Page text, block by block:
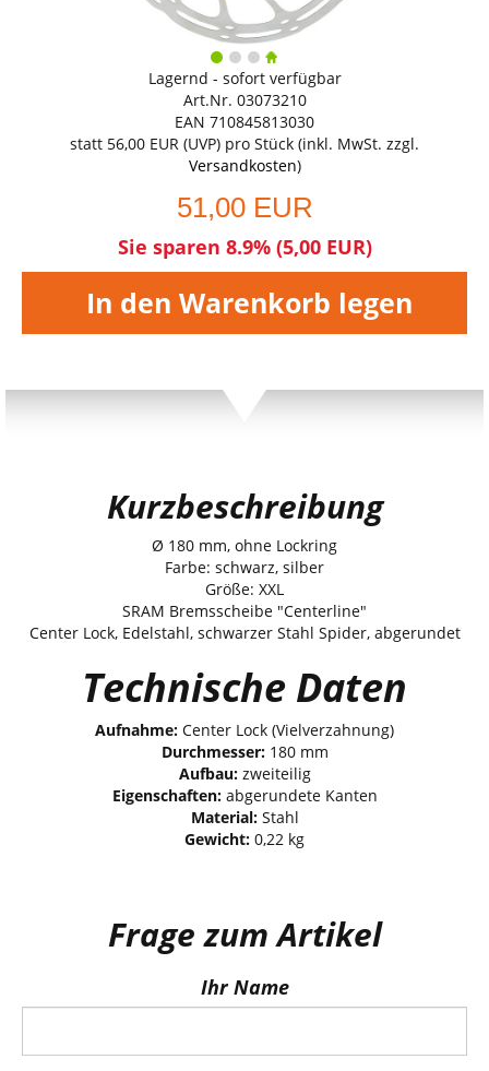
Lagernd - sofort verfügbar
Art.Nr. 03073210
EAN 710845813030
statt 56,00 EUR (UVP) pro Stück (inkl. MwSt. zzgl.
Versandkosten)
51,00 EUR
Sie sparen 8.9% (5,00 EUR)
In den Warenkorb legen
Kurzbeschreibung
Ø 180 mm, ohne Lockring
Farbe: schwarz, silber
Größe: XXL
SRAM Bremsscheibe "Centerline"
Center Lock, Edelstahl, schwarzer Stahl Spider, abgerundet
Technische Daten
Aufnahme: Center Lock (Vielverzahnung)
Durchmesser:180 mm
Aufbau:zweiteilig
Eigenschaften:abgerundete Kanten
Material:Stahl
Gewicht: 0,22 kg
Frage zum Artikel
Ihr Name